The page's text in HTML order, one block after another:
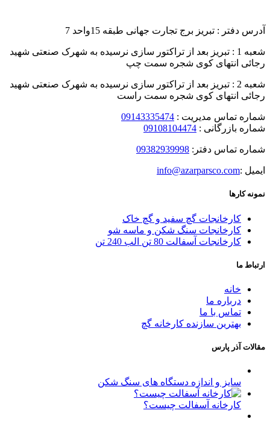
آدرس دفتر : تبریز برج تجارت جهانی طبقه 15واحد 7
شعبه 1 : تبریز بعد از تراکتور سازی نرسیده به شهرک صنعتی شهید
رجائی انتهای کوی شجره سمت چپ
شعبه 2 : تبریز بعد از تراکتور سازی نرسیده به شهرک صنعتی شهید
رجائی انتهای کوی شجره سمت راست
شماره تماس مدیریت : 09143335474
شماره بازرگانی : 09108104474
شماره تماس دفتر: 09382939998
ایمیل :info@azarparsco.com
نمونه کارها
کارخانجات گچ سفید و گچ خاک
کارخانجات سنگ شکن و ماسه شو
کارخانجات آسفالت 80 تن الب 240 تن
ارتباط ما
خانه
درباره ما
تماس با ما
بهترین سازنده کارخانه گچ
مقالات آذر پارس
سایز و اندازه دستگاه های سنگ شکن
کارخانه آسفالت چیست؟